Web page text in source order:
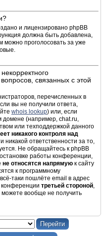
и лицензировано phpBB
должна быть добавлена,
можно проголосовать за уже
связанных с этой
перечисленных в
вы не получили ответа,
whois lookup) или, если
домене (например, chat.ru,
или техподдержкой данного
никакого контроля над
никакой ответственности за то,
Не обращайтесь к phpBB
работы конференции,
не относятся напрямую к сайту
к программному
таки пошлёте email в адрес
конференции третьей стороной,
вообще не получить